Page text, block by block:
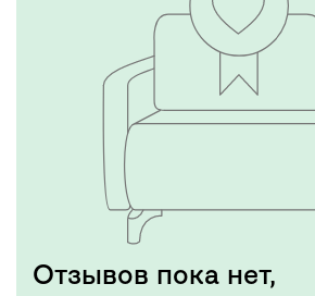
Отзывов пока нет,